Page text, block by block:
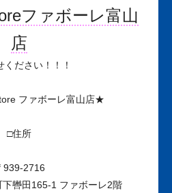
ファボーレ富山
店
ください！！！
ファボーレ富山店★
□住所
939-2716
轡田165-1 ファボーレ2階